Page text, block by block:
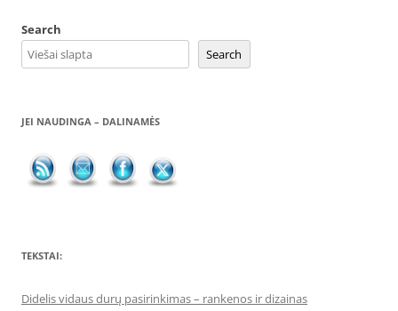
Search
Search
JEI NAUDINGA – DALINAMĖS
TEKSTAI:
Didelis vidaus durų pasirinkimas – rankenos ir dizainas